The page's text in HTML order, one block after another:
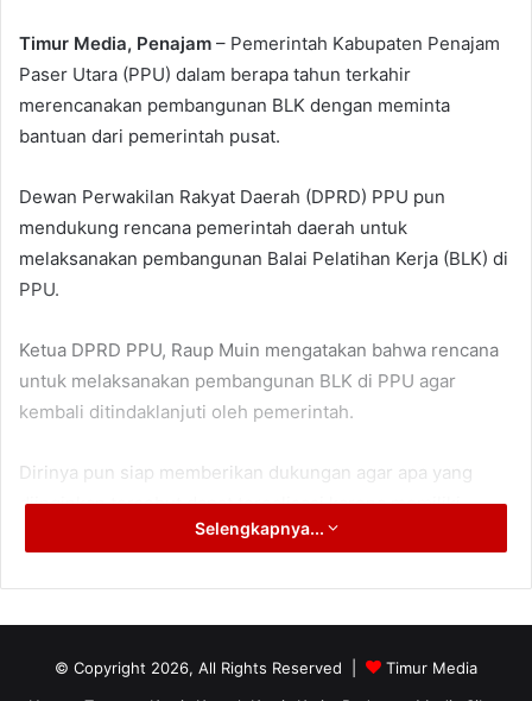
Timur Media, Penajam – Pemerintah Kabupaten Penajam
Paser Utara (PPU) dalam berapa tahun terkahir
merencanakan pembangunan BLK dengan meminta
bantuan dari pemerintah pusat.
Dewan Perwakilan Rakyat Daerah (DPRD) PPU pun
mendukung rencana pemerintah daerah untuk
melaksanakan pembangunan Balai Pelatihan Kerja (BLK) di
PPU.
Ketua DPRD PPU, Raup Muin mengatakan bahwa rencana
untuk melaksanakan pembangunan BLK di PPU agar
kembali ditindaklanjuti oleh pemerintah.
Dirinya pun siap memberikan dukungan agar apa yang
diinginkan tersebut dapat terealisasi karena memiliki
dampak positif untuk daerah.
“Kami sangat mendukung rencana pembangunan BLK di
PPU,” ungkapnya.
Selengkapnya...
© Copyright 2026, All Rights Reserved |
Timur Media